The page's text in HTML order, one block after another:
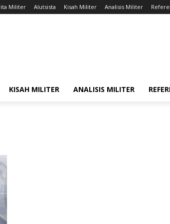
Militer Alutsista Kisah Militer Analisis Militer
KISAH MILITER ANALISIS MILITER